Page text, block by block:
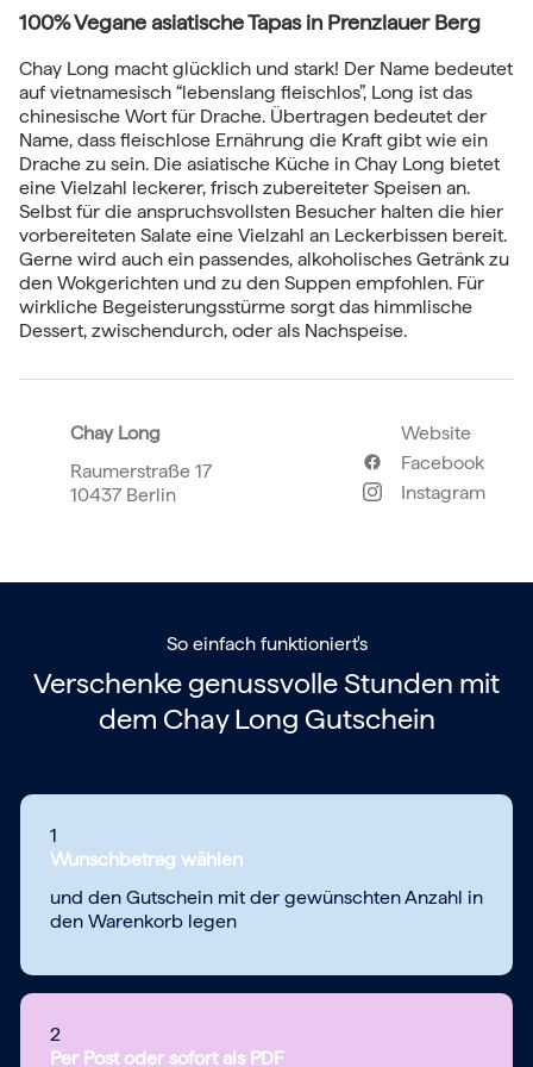
100% Vegane asiatische Tapas in Prenzlauer Berg
Chay Long macht glücklich und stark! Der Name bedeutet
auf vietnamesisch “lebenslang fleischlos”, Long ist das
chinesische Wort für Drache. Übertragen bedeutet der
Name, dass fleischlose Ernährung die Kraft gibt wie ein
Drache zu sein. Die asiatische Küche in Chay Long bietet
eine Vielzahl leckerer, frisch zubereiteter Speisen an.
Selbst für die anspruchsvollsten Besucher halten die hier
vorbereiteten Salate eine Vielzahl an Leckerbissen bereit.
Gerne wird auch ein passendes, alkoholisches Getränk zu
den Wokgerichten und zu den Suppen empfohlen. Für
wirkliche Begeisterungsstürme sorgt das himmlische
Dessert, zwischendurch, oder als Nachspeise.
Chay Long
Raumerstraße 17
10437 Berlin
Website
Facebook
Instagram
So einfach funktioniert's
Verschenke genussvolle Stunden mit
dem Chay Long Gutschein
1
Wunschbetrag wählen
und den Gutschein mit der gewünschten Anzahl in
den Warenkorb legen
2
Per Post oder sofort als PDF